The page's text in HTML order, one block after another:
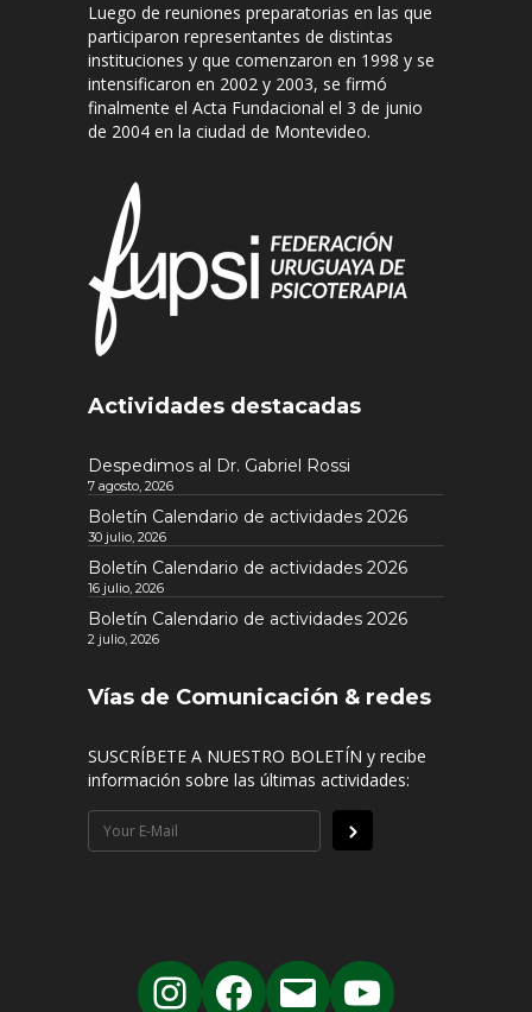
Luego de reuniones preparatorias en las que
participaron representantes de distintas
instituciones y que comenzaron en 1998 y se
intensificaron en 2002 y 2003, se firmó
finalmente el Acta Fundacional el 3 de junio
de 2004 en la ciudad de Montevideo.
Actividades destacadas
Despedimos al Dr. Gabriel Rossi
7 agosto, 2026
Boletín Calendario de actividades 2026
30 julio, 2026
Boletín Calendario de actividades 2026
16 julio, 2026
Boletín Calendario de actividades 2026
2 julio, 2026
Vías de Comunicación & redes
SUSCRÍBETE A NUESTRO BOLETÍN y recibe
información sobre las últimas actividades: